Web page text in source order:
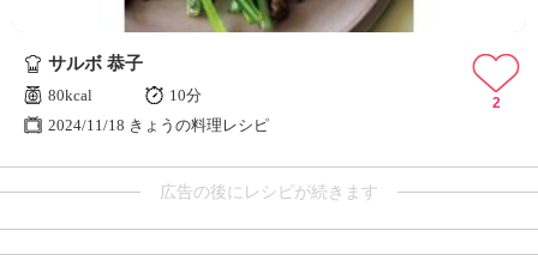
サルボ 恭子
80kcal
10分
2024/11/18 きょうの料理レシピ
2
広告の後にレシピが続きます